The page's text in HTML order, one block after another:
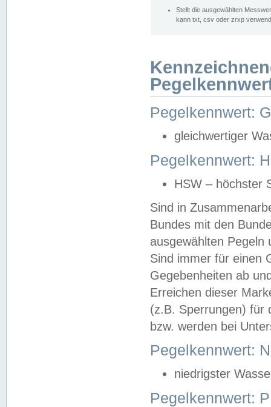
Stellt die ausgewählten
kann txt, csv oder zrxp
Pegelkennwert:
gleichwertiger
Pegelkennwert:
HSW – höchster
Sind in
Bundes mit den
ausgewählten
Sind immer für einen
Gegebenheiten ab
Erreichen dieser
(z.B. Sperrungen) für
bzw. werden bei
Pegelkennwert:
niedrigster
Pegelkennwert: